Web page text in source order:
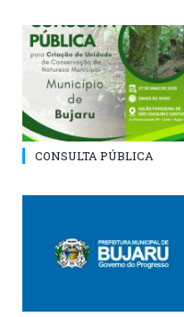
CONSULTA PÚBLICA